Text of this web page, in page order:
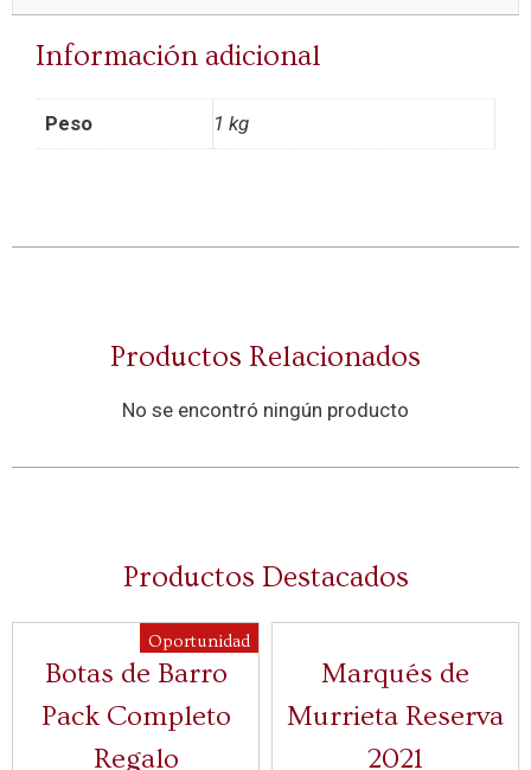
Información adicional
Peso 1 kg
Productos Relacionados
No se encontró ningún producto
Productos Destacados
Oportunidad
Botas de Barro
Pack Completo
Regalo
Marqués de
Murrieta Reserva
2021